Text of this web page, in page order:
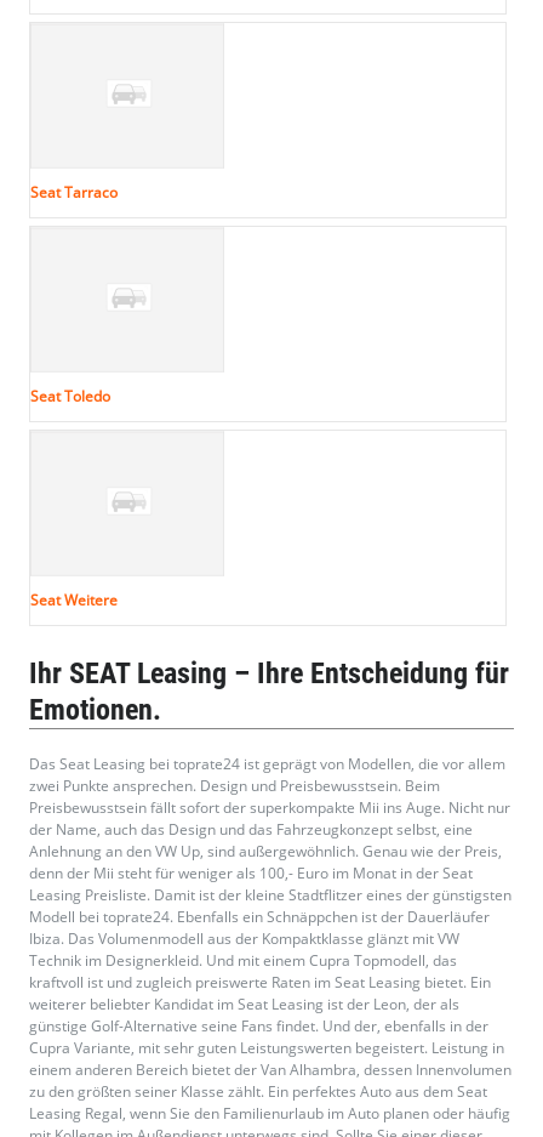
Seat Tarraco
Seat Toledo
Seat Weitere
Ihr SEAT Leasing – Ihre Entscheidung für
Emotionen.
Das Seat Leasing bei toprate24 ist geprägt von Modellen, die vor allem
zwei Punkte ansprechen. Design und Preisbewusstsein. Beim
Preisbewusstsein fällt sofort der superkompakte Mii ins Auge. Nicht nur
der Name, auch das Design und das Fahrzeugkonzept selbst, eine
Anlehnung an den VW Up, sind außergewöhnlich. Genau wie der Preis,
denn der Mii steht für weniger als 100,- Euro im Monat in der Seat
Leasing Preisliste. Damit ist der kleine Stadtflitzer eines der günstigsten
Modell bei toprate24. Ebenfalls ein Schnäppchen ist der Dauerläufer
Ibiza. Das Volumenmodell aus der Kompaktklasse glänzt mit VW
Technik im Designerkleid. Und mit einem Cupra Topmodell, das
kraftvoll ist und zugleich preiswerte Raten im Seat Leasing bietet. Ein
weiterer beliebter Kandidat im Seat Leasing ist der Leon, der als
günstige Golf-Alternative seine Fans findet. Und der, ebenfalls in der
Cupra Variante, mit sehr guten Leistungswerten begeistert. Leistung in
einem anderen Bereich bietet der Van Alhambra, dessen Innenvolumen
zu den größten seiner Klasse zählt. Ein perfektes Auto aus dem Seat
Leasing Regal, wenn Sie den Familienurlaub im Auto planen oder häufig